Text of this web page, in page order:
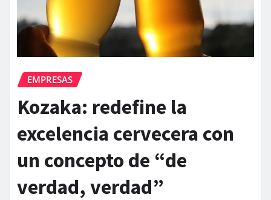
EMPRESAS
Kozaka: redefine la
excelencia cervecera con
un concepto de “de
verdad, verdad”